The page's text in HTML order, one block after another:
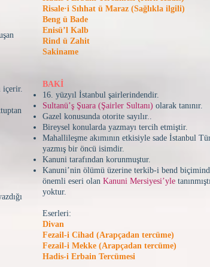
içerir.
Risale·i Sıhhat ü Maraz (Sağlıkla ilgili)
Beng ü Bade
Enisü’l Kalb
Rind ü Zahit
Sakiname
BAKİ
16. yüzyıl İstanbul şairlerindendir.
Sultanü’ş Şuara (Şairler Sultanı) olarak tanınır.
Gazel konusunda otorite sayılır..
Bireysel konularda yazmayı tercih etmiştir.
Mahallileşme akımının etkisiyle sade İstanbul
yazmış bir öncü isimdir.
Kanuni tarafından korunmuştur.
Kanuni’nin ölümü üzerine terkib-i bend
önemli eseri olan Kanuni Mersiyesi’yle
yoktur.
Eserleri:
Divan
Fezail-i Cihad (Arapçadan tercüme)
Fezail-i Mekke (Arapçadan tercüme)
Hadis-i Erbain Tercümesi